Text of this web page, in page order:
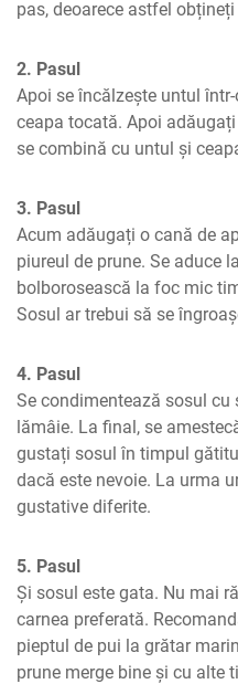
pas, deoarece astfel
2. Pasul
Apoi se încălzește untul
ceapa tocată. Apoi
se combină cu untul și
3. Pasul
Acum adăugați o cană de
piureul de prune. Se aduce
bolborosească la foc mic
Sosul ar trebui să se
4. Pasul
Se condimentează sosul cu
lămâie. La final, se
gustați sosul în timpul
dacă este nevoie. La urma
gustative diferite.
5. Pasul
Și sosul este gata. Nu mai
carnea preferată.
pieptul de pui la grătar
prune merge bine și cu alte